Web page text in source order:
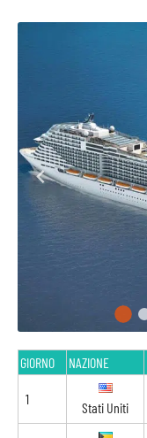
GIORNO NAZIONE
1
Stati Uniti